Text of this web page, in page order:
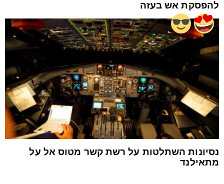
להפסקת אש בעזה
נסיונות השתלטות על רשת קשר מטוס אל על
מתאילנד